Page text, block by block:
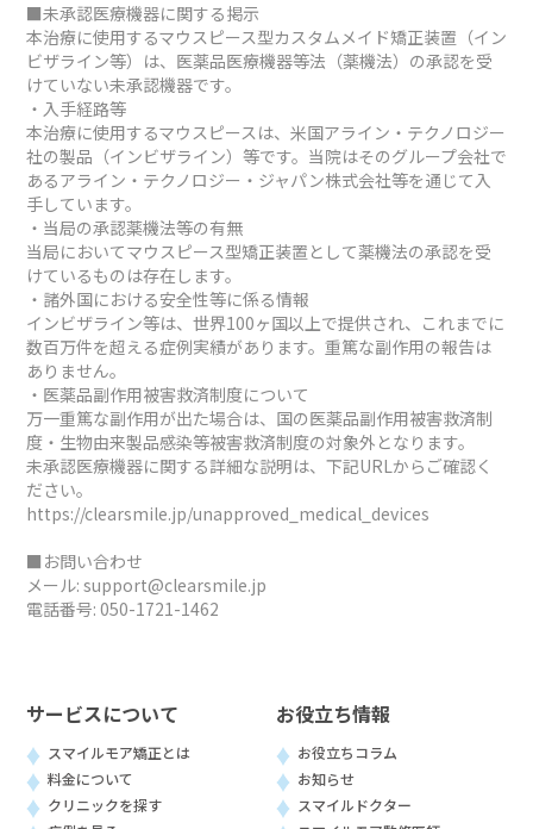
■未承認医療機器に関する掲示
本治療に使用するマウスピース型カスタムメイド矯正装置（イン
ビザライン等）は、医薬品医療機器等法（薬機法）の承認を受
けていない未承認機器です。
・入手経路等
本治療に使用するマウスピースは、米国アライン・テクノロジー
社の製品（インビザライン）等です。当院はそのグループ会社で
あるアライン・テクノロジー・ジャパン株式会社等を通じて入
手しています。
・当局の承認薬機法等の有無
当局においてマウスピース型矯正装置として薬機法の承認を受
けているものは存在します。
・諸外国における安全性等に係る情報
インビザライン等は、世界100ヶ国以上で提供され、これまでに
数百万件を超える症例実績があります。重篤な副作用の報告は
ありません。
・医薬品副作用被害救済制度について
万一重篤な副作用が出た場合は、国の医薬品副作用被害救済制
度・生物由来製品感染等被害救済制度の対象外となります。
未承認医療機器に関する詳細な説明は、下記URLからご確認く
ださい。
https://clearsmile.jp/unapproved_medical_devices
■お問い合わせ
メール: support@clearsmile.jp
電話番号: 050-1721-1462
サービスについて
スマイルモア矯正とは
料金について
クリニックを探す
お役立ち情報
お役立ちコラム
お知らせ
スマイルドクター